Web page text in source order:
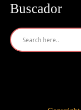
Buscador